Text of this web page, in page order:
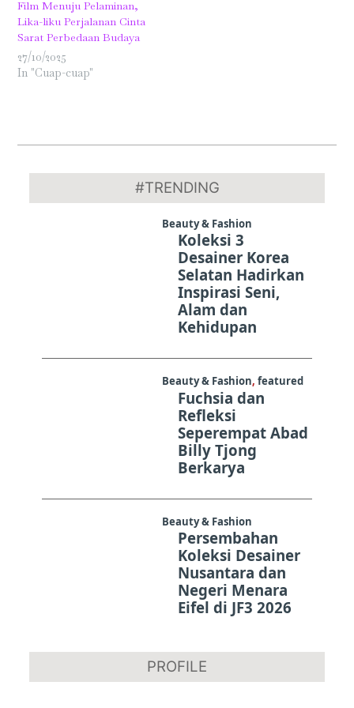
Film Menuju Pelaminan,
Lika-liku Perjalanan Cinta
Sarat Perbedaan Budaya
27/10/2025
In "Cuap-cuap"
08
#TRENDING
Beauty & Fashion
Koleksi 3
Desainer Korea
Selatan Hadirkan
Inspirasi Seni,
Alam dan
Kehidupan
Beauty & Fashion, featured
Fuchsia dan
Refleksi
Seperempat Abad
Billy Tjong
Berkarya
Beauty & Fashion
Persembahan
Koleksi Desainer
Nusantara dan
Negeri Menara
Eifel di JF3 2026
PROFILE